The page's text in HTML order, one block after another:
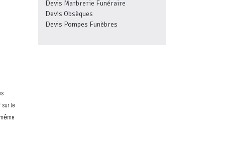
Devis Marbrerie Funéraire
Devis Obsèques
Devis Pompes Funèbres